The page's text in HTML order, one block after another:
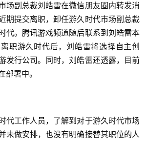
场副总裁刘皓雷在微信朋友圈内转发消
期提交离职，卸任游久时代市场副总裁
代。腾讯游戏频道随后联系到刘皓雷本
职游久时代后，刘皓雷将选择自主创
发行公司。同时，刘皓雷还透露，目前
部署中。
代工作人员，了解到对于游久时代市场
未做安排，也没有明确接替其职位的人